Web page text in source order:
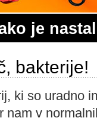
je
bakterije!
ki so uradno
nam v